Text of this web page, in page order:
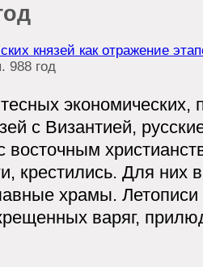
князей как отражение
988 год
экономических,
с Византией,
крестились. Для
храмы.
варяг,